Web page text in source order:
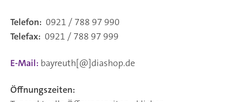
Telefon: 0921 / 788 97 990
Telefax: 0921 / 788 97 999
E-Mail: bayreuth[@]diashop.de
Öffnungszeiten: